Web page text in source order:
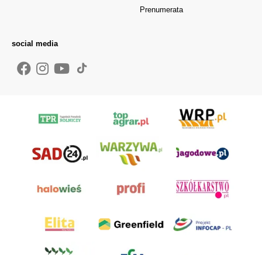
Prenumerata
social media